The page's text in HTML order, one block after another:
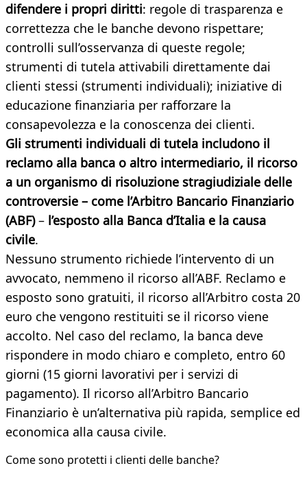
difendere i propri diritti: regole di trasparenza e
correttezza che le banche devono rispettare;
controlli sull’osservanza di queste regole;
strumenti di tutela attivabili direttamente dai
clienti stessi (strumenti individuali); iniziative di
educazione finanziaria per rafforzare la
consapevolezza e la conoscenza dei clienti.
Gli strumenti individuali di tutela includono il
reclamo alla banca o altro intermediario, il ricorso
a un organismo di risoluzione stragiudiziale delle
controversie – come l’Arbitro Bancario Finanziario
(ABF)– l’esposto alla Banca d’Italia e la causa
civile.
Nessuno strumento richiede l’intervento di un
avvocato, nemmeno il ricorso all’ABF. Reclamo e
esposto sono gratuiti, il ricorso all’Arbitro costa 20
euro che vengono restituiti se il ricorso viene
accolto. Nel caso del reclamo, la banca deve
rispondere in modo chiaro e completo, entro 60
giorni (15 giorni lavorativi per i servizi di
pagamento). Il ricorso all’Arbitro Bancario
Finanziario è un’alternativa più rapida, semplice ed
economica alla causa civile.
Come sono protetti i clienti delle banche?